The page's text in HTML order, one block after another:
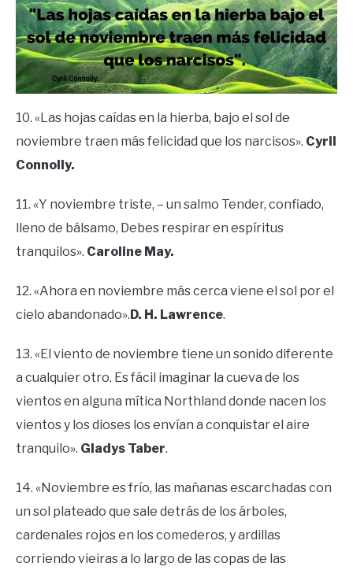
10. «Las hojas caídas en la hierba, bajo el sol de
noviembre traen más felicidad que los narcisos». Cyril
Connolly.
11. «Y noviembre triste, – un salmo Tender, confiado,
lleno de bálsamo, Debes respirar en espíritus
tranquilos». Caroline May.
12. «Ahora en noviembre más cerca viene el sol por el
cielo abandonado».D. H. Lawrence.
13. «El viento de noviembre tiene un sonido diferente
a cualquier otro. Es fácil imaginar la cueva de los
vientos en alguna mítica Northland donde nacen los
vientos y los dioses los envían a conquistar el aire
tranquilo». Gladys Taber.
14. «Noviembre es frío, las mañanas escarchadas con
un sol plateado que sale detrás de los árboles,
cardenales rojos en los comederos, y ardillas
corriendo vieiras a lo largo de las copas de las